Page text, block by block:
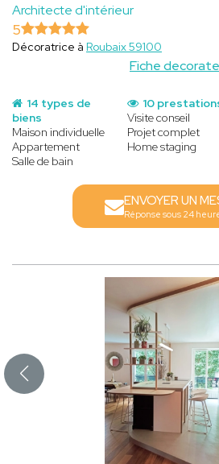
Architecte d'intérieur
Fiche
5
Décoratrice à Roubaix 59100
14 types de
biens
Maison individuelle
Appartement
Salle de bain
10
Visite conseil
Projet complet
Home staging
ENVOYER UN
Réponse sous 24